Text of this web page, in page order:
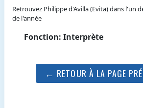
Retrouvez Philippe d'Avilla (Evita) dans l'un
de l'année
Fonction: Interprète
← RETOUR À LA PAGE